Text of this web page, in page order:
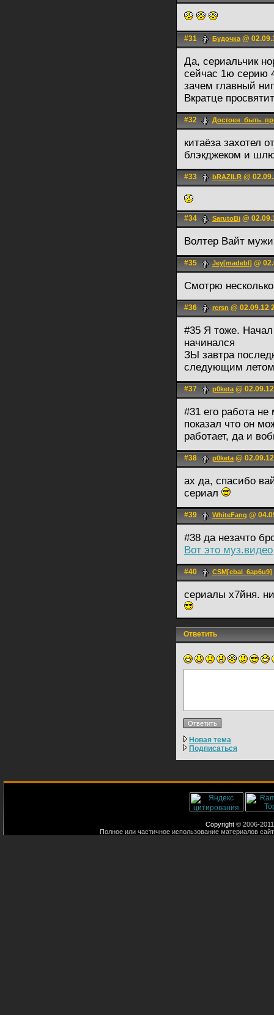
#31 Будочка@
Да, сериальчик
сейчас 1ю серию
зачем главный
Вкратце
#32
китаёза захотел
блэкджеком и
#33 bRAZILR @
#34 SarutoBi @
Волтер Вайт
#35 Jey[madebl] @
Смотрю
#36 rcrsn @ 02.09.12
#35 Я тоже. Начал
начинался
ЗЫ завтра
следующим
#37 p0keta@
#31 его работа
показал что он
работает, да и
#38 p0keta@
ах да, спасибо
сериал
#39 WhiteFаng @
#38 да незачто
Вот это муз.видео
#40 CSM[ebal_6ap6u9]
сериалы х7йня.
Ответить
Новая тема
Подписаться
Copyright © 2006-
Полное или частичное использование материалов